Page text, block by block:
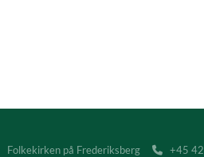
Folkekirken på Frederiksberg +45